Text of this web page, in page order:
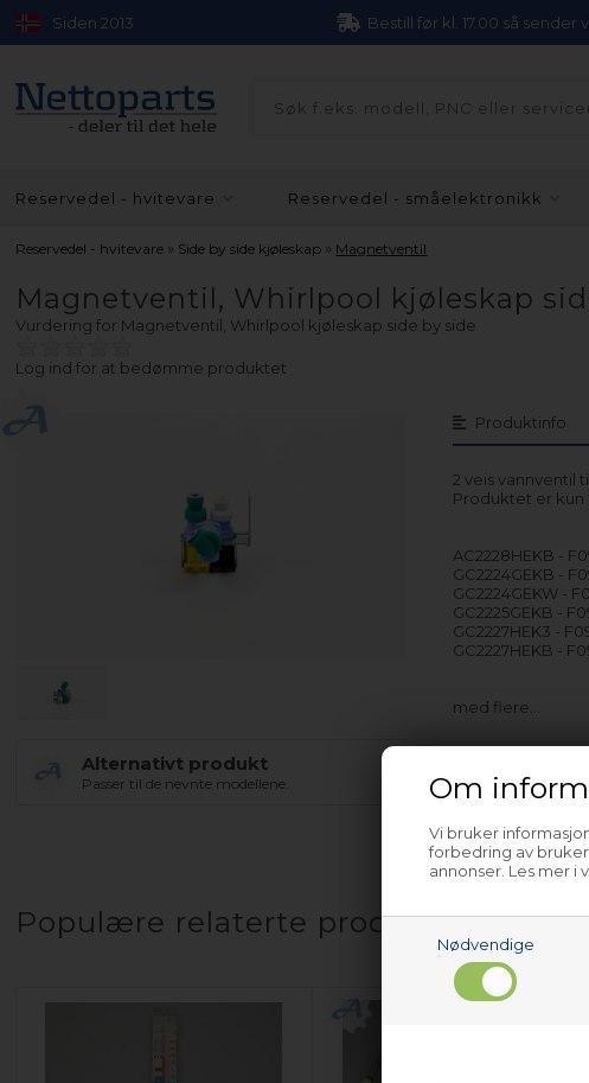
Om
Vi bruker
forbedring av
annonser. Les mer i
Nødvendige
Siden 2013 Bestill før kl. 17.00 så sender
Reservedel - hvitevare Reservedel - småelektronikk
Reservedel - hvitevare » Side by side kjøleskap » Magnetventil
Magnetventil, Whirlpool kjøleskap
Vurdering for Magnetventil, Whirlpool kjøleskap side by side
Log ind for at bedømme produktet
Alternativt produkt
Passer til de nevnte modellene.
Produktinfo
2 veis vannventil
Produktet er
AC2228HEKB -
GC2224GEKB -
GC2224GEKW -
GC2225GEKB -
GC2227HEK3 -
GC2227HEKB -
med flere…
Populære relaterte produkter